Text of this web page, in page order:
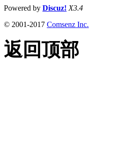
Powered by Discuz! X3.4
© 2001-2017 Comsenz Inc.
返回顶部